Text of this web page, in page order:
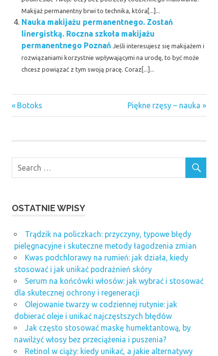
Makijaż permanentny brwi to technika, która[...]...
Nauka makijażu permanentnego. Zostań
linergistką. Roczna szkoła makijażu
permanentnego Poznań Jeśli interesujesz się makijażem i
rozwiązaniami korzystnie wpływającymi na urodę, to być może
chcesz powiązać z tym swoją pracę. Coraz[...]...
dietetyk
przez
lampy
kosmetyczne
opinie
ceny
stolik
kosmetyczny
do manicure
Zabieg
usuwania
brodawek
Nawigacja
Previous
Post:
Botoks
Next
Post:
Piękne rzęsy – nauka
OSTATNIE WPISY
Trądzik na policzkach: przyczyny, typowe błędy
pielęgnacyjne i skuteczne metody łagodzenia zmian
Kwas podchlorawy na rumień: jak działa, kiedy
stosować i jak unikać podrażnień skóry
Serum na końcówki włosów: jak wybrać i stosować
dla skutecznej ochrony i regeneracji
Olejowanie twarzy w codziennej rutynie: jak
dobierać oleje i unikać najczęstszych błędów
Jak często stosować maskę humektantową, by
nawilżyć włosy bez przeciążenia i puszenia?
Retinol w ciąży: kiedy unikać, a jakie alternatywy